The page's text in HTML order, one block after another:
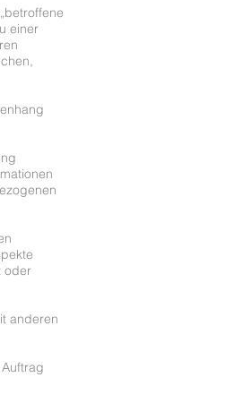
einer
oder
anderen